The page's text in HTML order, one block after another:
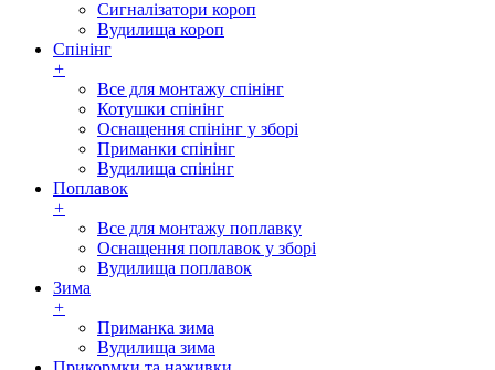
Сигналізатори короп
Вудилища короп
Спінінг
+
Все для монтажу спінінг
Котушки спінінг
Оснащення спінінг у зборі
Приманки спінінг
Вудилища спінінг
Поплавок
+
Все для монтажу поплавку
Оснащення поплавок у зборі
Вудилища поплавок
Зима
+
Приманка зима
Вудилища зима